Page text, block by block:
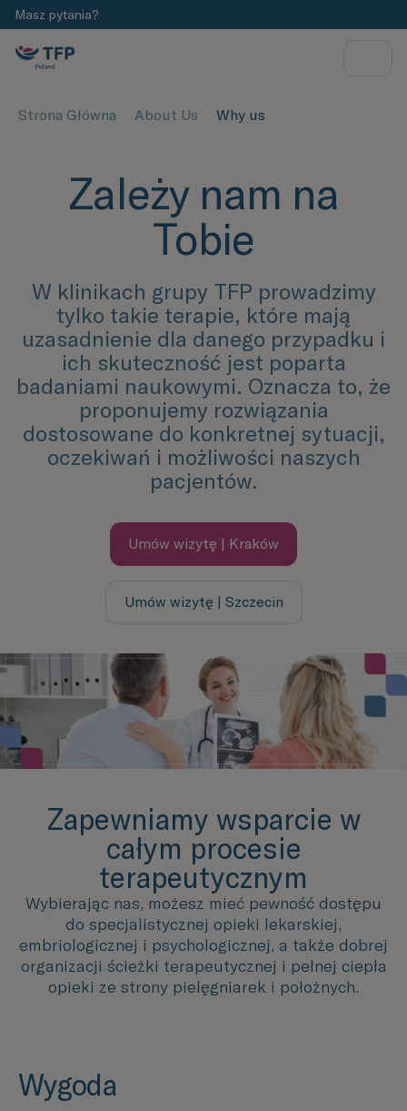
Masz pytania?
Strona Główna About Us Why us
Zależy nam na
Tobie
W klinikach grupy TFP prowadzimy
tylko takie terapie, które mają
uzasadnienie dla danego przypadku i
ich skuteczność jest poparta
badaniami naukowymi. Oznacza to, że
proponujemy rozwiązania
dostosowane do konkretnej sytuacji,
oczekiwań i możliwości naszych
pacjentów.
Umów wizytę | Kraków
Umów wizytę | Szczecin
Zapewniamy wsparcie w
całym procesie
terapeutycznym
Wybierając nas, możesz mieć pewność dostępu
do specjalistycznej opieki lekarskiej,
embriologicznej i psychologicznej, a także dobrej
organizacji ścieżki terapeutycznej i pełnej ciepła
opieki ze strony pielęgniarek i położnych.
Wygoda